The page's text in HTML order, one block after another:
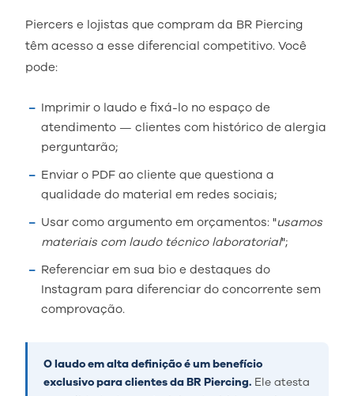
Piercers e lojistas que compram da BR Piercing
têm acesso a esse diferencial competitivo. Você
pode:
Imprimir o laudo e fixá-lo no espaço de
atendimento — clientes com histórico de alergia
perguntarão;
Enviar o PDF ao cliente que questiona a
qualidade do material em redes sociais;
Usar como argumento em orçamentos: "usamos
materiais com laudo técnico laboratorial";
Referenciar em sua bio e destaques do
Instagram para diferenciar do concorrente sem
comprovação.
O laudo em alta definição é um benefício
exclusivo para clientes da BR Piercing. Ele atesta